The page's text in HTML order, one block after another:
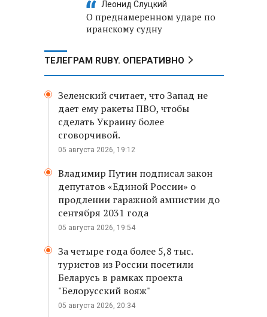
Леонид Слуцкий
О преднамеренном ударе по
иранскому судну
ТЕЛЕГРАМ RUBY. ОПЕРАТИВНО
Зеленский считает, что Запад не
дает ему ракеты ПВО, чтобы
сделать Украину более
сговорчивой.
05 августа 2026, 19:12
Владимир Путин подписал закон
депутатов «Единой России» о
продлении гаражной амнистии до
сентября 2031 года
05 августа 2026, 19:54
За четыре года более 5,8 тыс.
туристов из России посетили
Беларусь в рамках проекта
"Белорусский вояж"
05 августа 2026, 20:34